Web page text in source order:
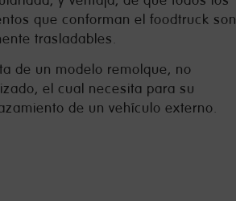
que conforman el foodtruck son
trasladables.
de un modelo remolque, no
el cual necesita para su
de un vehículo externo.